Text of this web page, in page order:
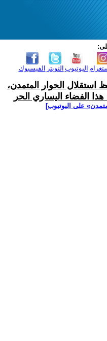
الفيسبوك التويتر اليوتيوب
استقلال الحوار المتمدن،
الفضاء اليساري الحر
على اليوتيوب]